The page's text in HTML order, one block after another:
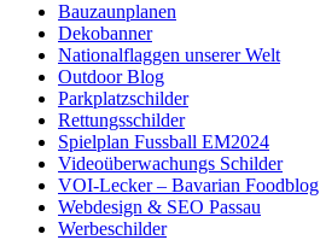
Bauzaunplanen
Dekobanner
Nationalflaggen unserer Welt
Outdoor Blog
Parkplatzschilder
Rettungsschilder
Spielplan Fussball EM2024
Videoüberwachungs Schilder
VOI-Lecker – Bavarian Foodblog
Webdesign & SEO Passau
Werbeschilder